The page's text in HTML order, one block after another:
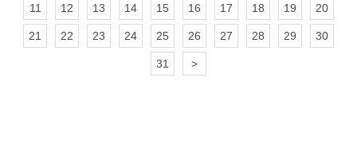
11 12 13 14 15 16 17 18 19 20
21 22 23 24 25 26 27 28 29 30
31 >